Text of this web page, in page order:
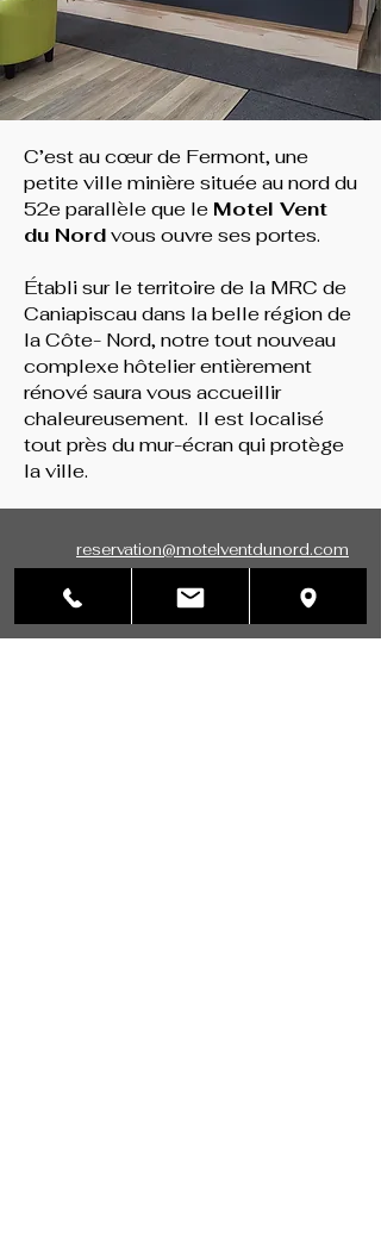
C’est au cœur de Fermont, une
petite ville minière située au nord du
52e parallèle que le Motel Vent
du Nordvous ouvre ses portes.
Établi sur le territoire de la MRC de
Caniapiscau dans la belle région de
la Côte- Nord, notre tout nouveau
complexe hôtelier entièrement
rénové saura vous accueillir
chaleureusement. Il est localisé
tout près du mur-écran qui protège
la ville.
reservation@motelventdunord.com
855.841.5005